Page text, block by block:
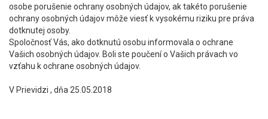
osobe porušenie ochrany osobných údajov, ak takéto porušenie
ochrany osobných údajov môže viesť k vysokému riziku pre práva
dotknutej osoby.
Spoločnosť Vás, ako dotknutú osobu informovala o ochrane
Vašich osobných údajov. Boli ste poučení o Vašich právach vo
vzťahu k ochrane osobných údajov.
V Prievidzi , dňa 25.05.2018